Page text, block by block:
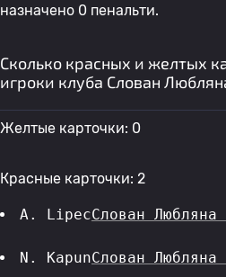
назначено 0 пенальти.
Сколько красных и желтых
игроки клуба Слован
Желтые карточки: 0
Красные карточки: 2
A. LipecСлован
N. KapunСлован